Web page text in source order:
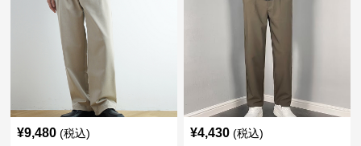
¥9,480 (税込) ¥4,430 (税込)